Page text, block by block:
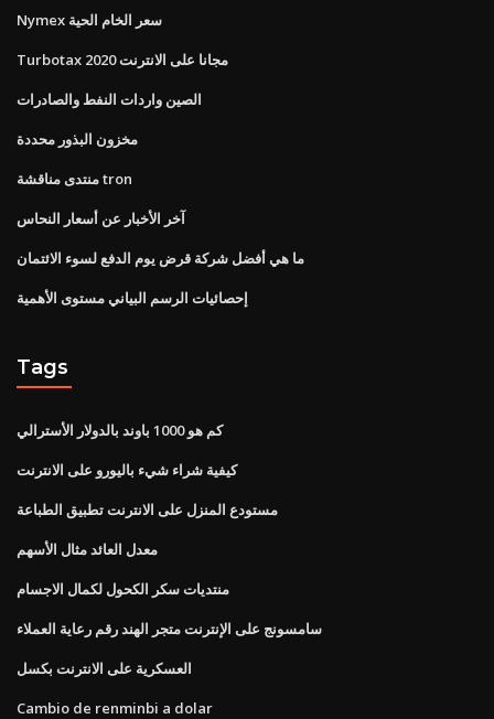
Nymex سعر الخام الحية
Turbotax 2020 مجانا على الانترنت
الصين واردات النفط والصادرات
مخزون البذور محددة
منتدى مناقشة tron
آخر الأخبار عن أسعار النحاس
ما هي أفضل شركة قرض يوم الدفع لسوء الائتمان
إحصائيات الرسم البياني مستوى الأهمية
Tags
كم هو 1000 باوند بالدولار الأسترالي
كيفية شراء شيء باليورو على الانترنت
مستودع المنزل على الانترنت تطبيق الطباعة
معدل العائد مثال الأسهم
منتديات سكر الكحول لكمال الاجسام
سامسونج على الإنترنت متجر الهند رقم رعاية العملاء
العسكرية على الانترنت بكسل
Cambio de renminbi a dolar